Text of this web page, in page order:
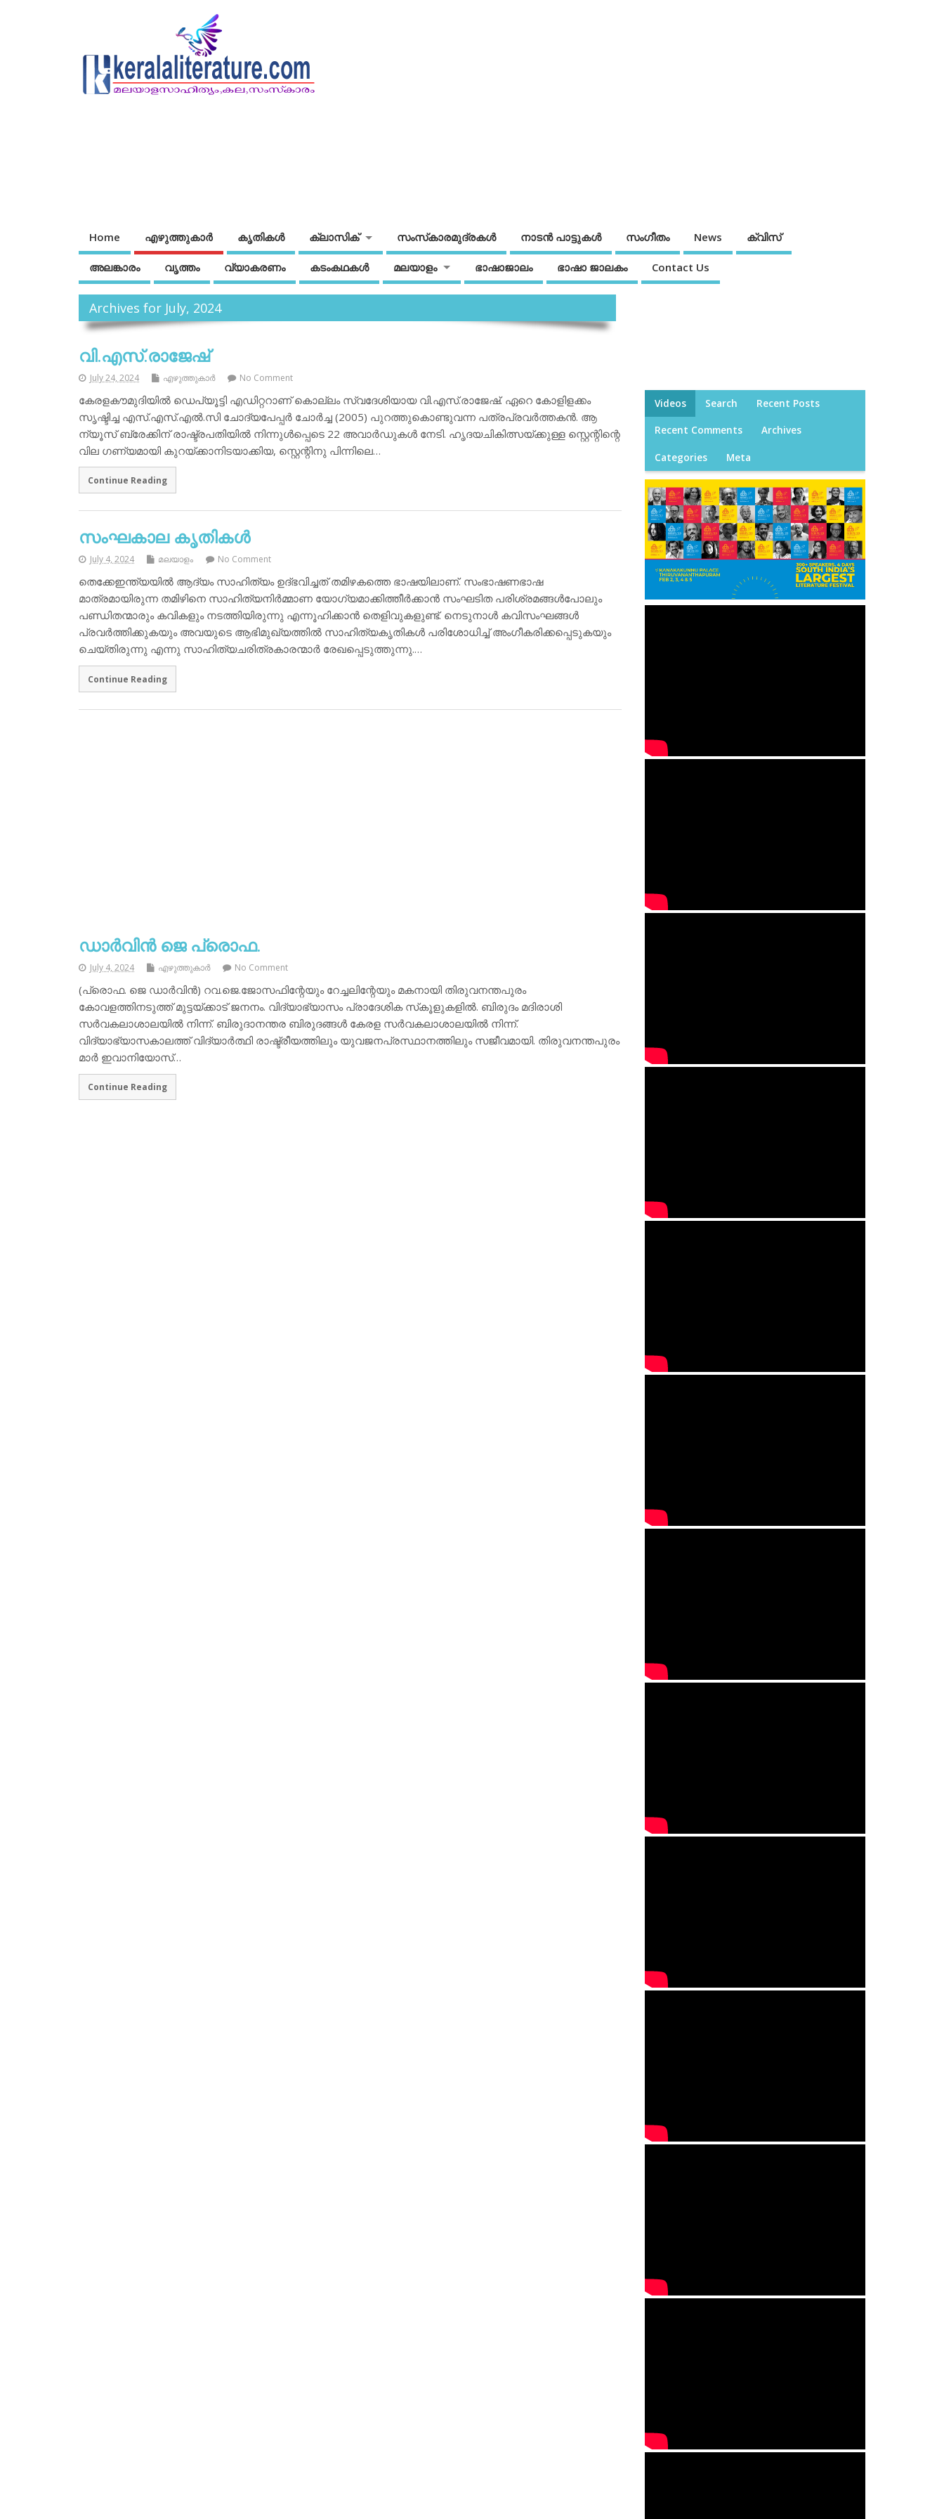
Home എഴുത്തുകാര്‍ കൃതികൾ ക്ലാസിക് സംസ്‌കാരമുദ്രകള്‍ നാടന്‍ പാട്ടുകള്‍ സംഗീതം News ക്വിസ്
അലങ്കാരം വൃത്തം വ്യാകരണം കടംകഥകള്‍ മലയാളം ഭാഷാജാലം ഭാഷാ ജാലകം Contact Us
Archives for July, 2024
വി.എസ്.രാജേഷ്
July 24, 2024 എഴുത്തുകാര്‍ No Comment
കേരളകൗമുദിയില്‍ ഡെപ്യൂട്ടി എഡിറ്ററാണ് കൊല്ലം സ്വദേശിയായ വി.എസ്.രാജേഷ്. ഏറെ കോളിളക്കം
സൃഷ്ടിച്ച എസ്.എസ്.എല്‍.സി ചോദ്യപേപ്പര്‍ ചോര്‍ച്ച (2005) പുറത്തുകൊണ്ടുവന്ന പത്രപ്രവര്‍ത്തകന്‍. ആ
ന്യൂസ് ബ്രേക്കിന് രാഷ്ട്രപതിയില്‍ നിന്നുള്‍പ്പെടെ 22 അവാര്‍ഡുകള്‍ നേടി. ഹൃദയചികിത്സയ്ക്കുള്ള സ്റ്റെന്റിന്റെ
വില ഗണ്യമായി കുറയ്ക്കാനിടയാക്കിയ, സ്റ്റെന്റിനു പിന്നിലെ…
Continue Reading
സംഘകാല കൃതികള്‍
July 4, 2024 മലയാളം No Comment
തെക്കേഇന്ത്യയില്‍ ആദ്യം സാഹിത്യം ഉദ്ഭവിച്ചത് തമിഴകത്തെ ഭാഷയിലാണ്. സംഭാഷണഭാഷ
മാത്രമായിരുന്ന തമിഴിനെ സാഹിത്യനിര്‍മ്മാണ യോഗ്യമാക്കിത്തീര്‍ക്കാന്‍ സംഘടിത പരിശ്രമങ്ങള്‍പോലും
പണ്ഡിതന്മാരും കവികളും നടത്തിയിരുന്നു എന്നൂഹിക്കാന്‍ തെളിവുകളുണ്ട്. നെടുനാള്‍ കവിസംഘങ്ങള്‍
പ്രവര്‍ത്തിക്കുകയും അവയുടെ ആഭിമുഖ്യത്തില്‍ സാഹിത്യകൃതികള്‍ പരിശോധിച്ച് അംഗീകരിക്കപ്പെടുകയും
ചെയ്തിരുന്നു എന്നു സാഹിത്യചരിത്രകാരന്മാര്‍ രേഖപ്പെടുത്തുന്നു.…
Continue Reading
ഡാര്‍വിന്‍ ജെ പ്രൊഫ.
July 4, 2024 എഴുത്തുകാര്‍ No Comment
(പ്രൊഫ. ജെ ഡാര്‍വിന്‍) റവ.ജെ.ജോസഫിന്റേയും റേച്ചലിന്റേയും മകനായി തിരുവനന്തപുരം
കോവളത്തിനടുത്ത് മുട്ടയ്ക്കാട് ജനനം. വിദ്യാഭ്യാസം പ്രാദേശിക സ്‌കൂളുകളില്‍. ബിരുദം മദിരാശി
സര്‍വകലാശാലയില്‍ നിന്ന്. ബിരുദാനന്തര ബിരുദങ്ങള്‍ കേരള സര്‍വകലാശാലയില്‍ നിന്ന്.
വിദ്യാഭ്യാസകാലത്ത് വിദ്യാര്‍ത്ഥി രാഷ്ട്രീയത്തിലും യുവജനപ്രസ്ഥാനത്തിലും സജീവമായി. തിരുവനന്തപുരം
മാര്‍ ഇവാനിയോസ്…
Continue Reading
Videos Search Recent Posts
Recent Comments Archives
Categories Meta